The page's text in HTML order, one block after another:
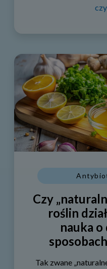
Czy
roślin
nauka
Tak zwane